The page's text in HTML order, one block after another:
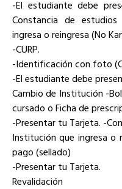
-El estudiante debe
Constancia de
ingresa o reingresa (No
-CURP.
-Identificación con foto
-El estudiante debe
Cambio de Institución -
cursado o Ficha de
-Presentar tu Tarjeta. -
Institución que ingresa o
pago (sellado)
-Presentar tu Tarjeta.
Revalidación